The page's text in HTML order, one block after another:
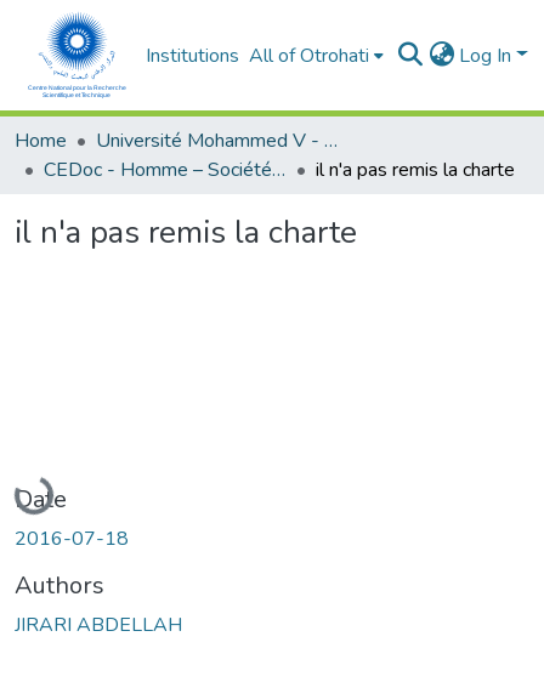
Institutions All of Otrohati Log In
Home
Université Mohammed V - Rabat
CEDoc - Homme – Société - Education
il n'a pas remis la charte
il n'a pas remis la charte
Loading...
Date
2016-07-18
Authors
JIRARI ABDELLAH